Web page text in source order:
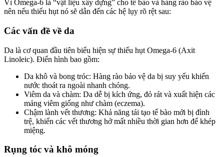
Vì Omega-6 là “vật liệu xây dựng” cho tế bào và hàng rào bảo vệ
nên nếu thiếu hụt nó sẽ dẫn đến các hệ lụy rõ rệt sau:
Các vấn đề về da
Da là cơ quan đầu tiên biểu hiện sự thiếu hụt Omega-6 (Axit
Linoleic). Điển hình bao gồm:
Da khô và bong tróc: Hàng rào bảo vệ da bị suy yếu khiến
nước thoát ra ngoài nhanh chóng.
Viêm da và chàm: Da dễ bị kích ứng, đỏ rát và xuất hiện các
mảng viêm giống như chàm (eczema).
Chậm lành vết thương: Khả năng tái tạo tế bào mới bị đình
trệ, khiến các vết thương hở mất nhiều thời gian hơn để khép
miệng.
Rụng tóc và khô móng